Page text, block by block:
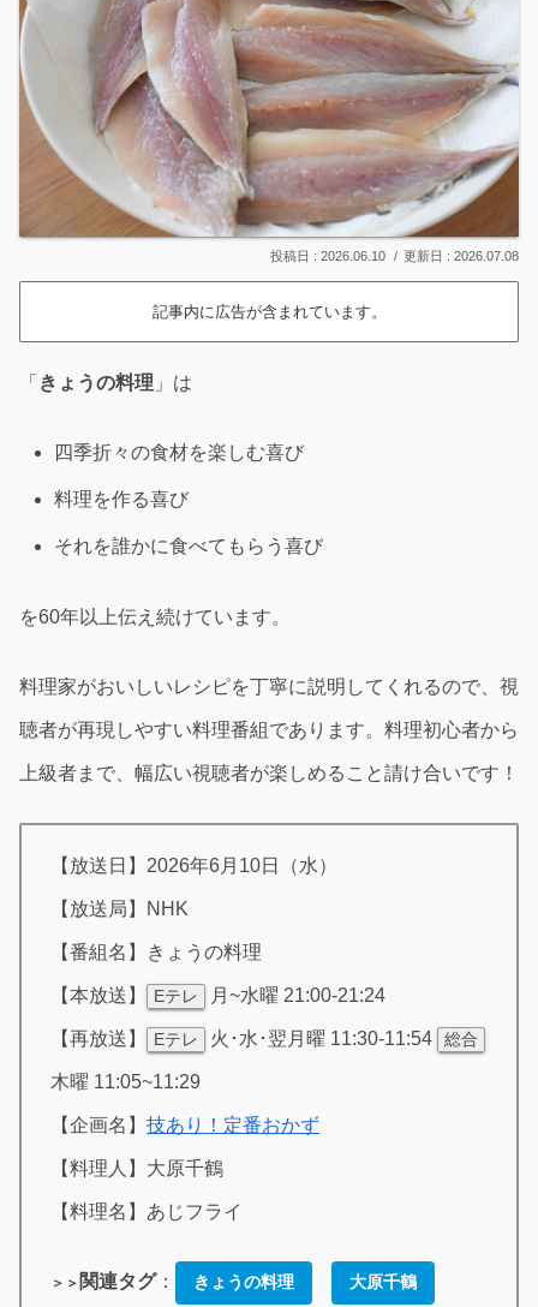
2026.06.10 2026.07.08
記事内に広告が含まれています。
「 きょうの料理 」は
四季折々の食材を楽しむ喜び
料理を作る喜び
それを誰かに食べてもらう喜び
を60年以上伝え続けています。
料理家がおいしいレシピを丁寧に説明してくれるので、視
聴者が再現しやすい料理番組であります。料理初心者から
上級者まで、幅広い視聴者が楽しめること請け合いです！
【放送日】2026年6月10日（水）
【放送局】NHK
【番組名】きょうの料理
【本放送】 Eテレ 月~水曜 21:00-21:24
【再放送】 Eテレ 火･水･翌月曜 11:30-11:54 総合
木曜 11:05~11:29
【企画名】 技あり！定番おかず
【料理人】大原千鶴
【料理名】あじフライ
＞＞ 関連タグ： きょうの料理 大原千鶴